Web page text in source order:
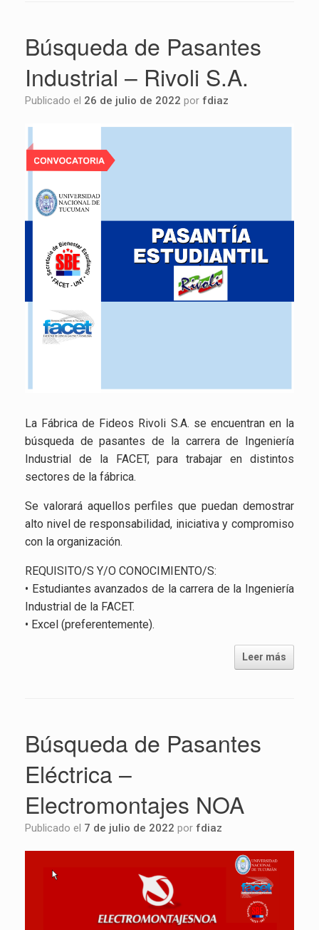
Búsqueda de Pasantes
Industrial – Rivoli S.A.
Publicado el 26 de julio de 2022 por fdiaz
La Fábrica de Fideos Rivoli S.A. se encuentran en la
búsqueda de pasantes de la carrera de Ingeniería
Industrial de la FACET, para trabajar en distintos
sectores de la fábrica.
Se valorará aquellos perfiles que puedan demostrar
alto nivel de responsabilidad, iniciativa y compromiso
con la organización.
REQUISITO/S Y/O CONOCIMIENTO/S:
• Estudiantes avanzados de la carrera de la Ingeniería
Industrial de la FACET.
• Excel (preferentemente).
Leer más
Búsqueda de Pasantes
Eléctrica –
Electromontajes NOA
Publicado el 7 de julio de 2022 por fdiaz